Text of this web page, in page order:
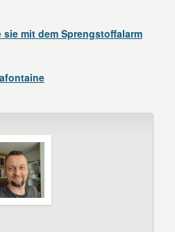
sie mit dem Sprengstoffalarm